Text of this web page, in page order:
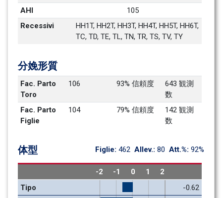
AHI
105
Recessivi
HH1T, HH2T, HH3T, HH4T, HH5T, HH6T,
TC, TD, TE, TL, TN, TR, TS, TV, TY
分娩形質
Fac. Parto
Toro
106 93% 信頼度
643 観測
数
Fac. Parto
Figlie
104 79% 信頼度
142 観測
数
体型 Figlie: 462 Allev.: 80 Att.%: 92%
-2 -1 0 1
2
Tipo
-0.62